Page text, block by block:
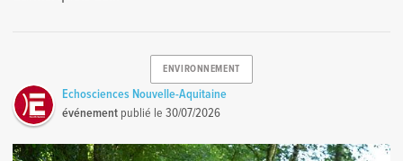
ENVIRONNEMENT
Echosciences Nouvelle-Aquitaine
événement publié le30/07/2026